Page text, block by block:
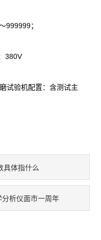
999999；
380V
试验机配置：含测试主
具体指什么
析仪面市一周年